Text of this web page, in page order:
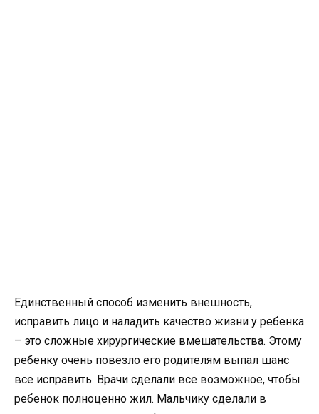
Единственный способ изменить внешность,
исправить лицо и наладить качество жизни у ребенка
– это сложные хирургические вмешательства. Этому
ребенку очень повезло его родителям выпал шанс
все исправить. Врачи сделали все возможное, чтобы
ребенок полноценно жил. Мальчику сделали в